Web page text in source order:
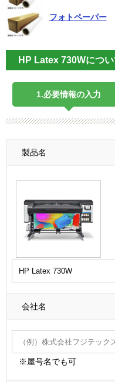
フォトペーパー
HP Latex 730Wにつ
1.必要情報の入力
製品名
会社名
※屋号名でも可